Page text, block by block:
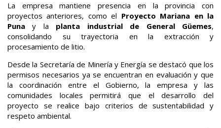
La empresa mantiene presencia en la provincia con
proyectos anteriores, como el Proyecto Mariana en la
Puna y la planta industrial de General Güemes,
consolidando su trayectoria en la extracción y
procesamiento de litio.
Desde la Secretaría de Minería y Energía se destacó que los
permisos necesarios ya se encuentran en evaluación y que
la coordinación entre el Gobierno, la empresa y las
comunidades locales permitirá que el desarrollo del
proyecto se realice bajo criterios de sustentabilidad y
respeto ambiental.